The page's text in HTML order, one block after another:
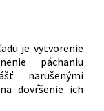
je vytvorenie
páchaniu
narušenými
dovŕšenie ich